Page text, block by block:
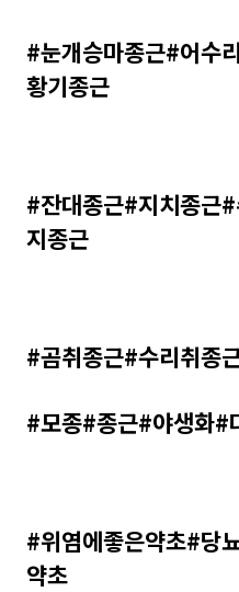
#눈개승마종근#어수
황기종근
#잔대종근#지치종근
지종근
#곰취종근#수리취종
#모종#종근#야생화#
#위염에좋은약초#당
약초